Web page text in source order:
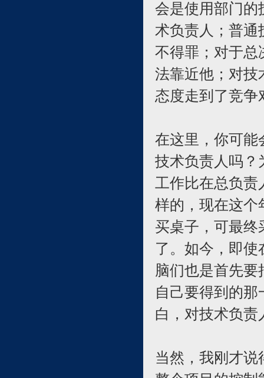
会是使用部门的
术负责人；普通
不得罪；对于总
法靠近他；对技
态度走到了竞争
在这里，你可能
技术负责人吗？
工作比在总负责
样的，现在这个
买桌子，可最终
了。如今，即
脑们也是首先
自己要得到的
白，对技术负责
当然，我刚才